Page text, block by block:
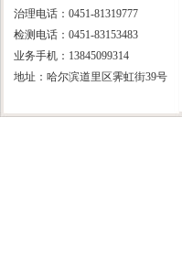
治理电话：0451-81319777
检测电话：0451-83153483
业务手机：13845099314
地址：哈尔滨道里区霁虹街39号